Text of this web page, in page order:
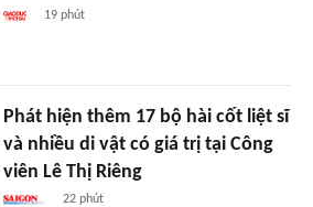
19 phút
Phát hiện thêm 17 bộ hài cốt liệt sĩ
và nhiều di vật có giá trị tại Công
viên Lê Thị Riêng
22 phút